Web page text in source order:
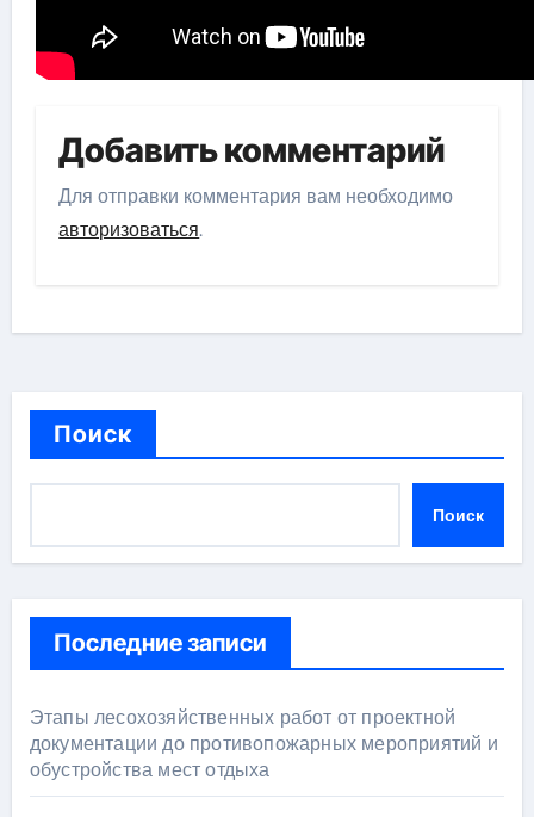
Добавить комментарий
Для отправки комментария вам необходимо
авторизоваться.
Поиск
Поиск
Последние записи
Этапы лесохозяйственных работ от проектной
документации до противопожарных мероприятий и
обустройства мест отдыха